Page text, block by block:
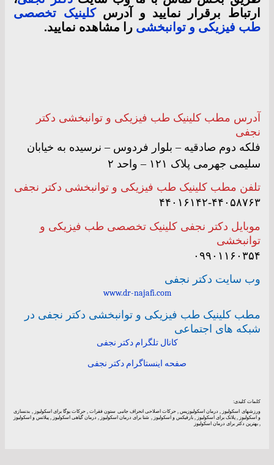
ارتباط برقرار نمایید و آدرسکلینیک تخصصی
طب فیزیکی و توانبخشی را مشاهده نمایید.
آدرس مطب کلینیک طب فیزیکی و توانبخشی دکتر
نجفی
فلکه دوم صادقیه – بلوار فردوس – نرسیده به خیابان
سلیمی جهرمی پلاک ۱۲۱ – واحد ۲
تلفن مطب کلینیک طب فیزیکی و توانبخشی دکتر نجفی
۴۴۰۱۶۱۴۲-۴۴۰۵۸۷۶۳
موبایل دکتر نجفی کلینیک تخصصی طب فیزیکی و
توانبخشی
۰۹۹۰۱۱۶۰۳۵۴
وب سایت دکتر نجفی
www.dr-najafi.com
مطب کلینیک طب فیزیکی و توانبخشی دکتر نجفی در
شبکه های اجتماعی
کانال تلگرام دکتر نجفی
صفحه اینستاگرام دکتر نجفی
کلمات کلیدی:
ورزشهای اسکولیوز , درمان اسکولیوزیس , حرکات اصلاحی انحراف جانبی ستون فقرات , حرکات یوگا برای اسکولیوز , بدنسازی
و اسکولیوز , پلانک برای اسکولیوز , بارفیکس و اسکولیوز , شنا برای درمان اسکولیوز , درمان گیاهی اسکولیوز , پیلاتس و اسکولیوز
, بهترین دکتر برای درمان اسکولیوز